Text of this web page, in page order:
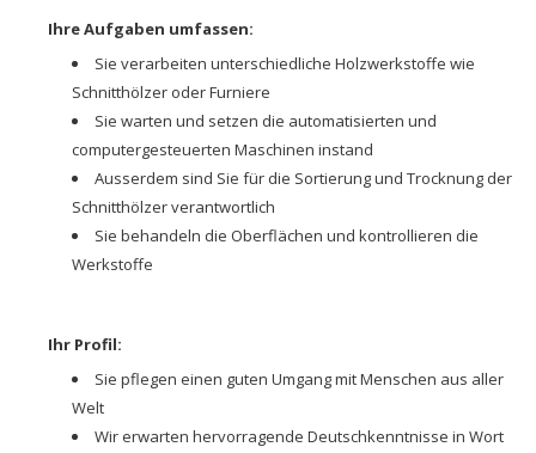
Ihre Aufgaben umfassen:
Sie verarbeiten unterschiedliche Holzwerkstoffe wie
Schnitthölzer oder Furniere
Sie warten und setzen die automatisierten und
computergesteuerten Maschinen instand
Ausserdem sind Sie für die Sortierung und Trocknung der
Schnitthölzer verantwortlich
Sie behandeln die Oberflächen und kontrollieren die
Werkstoffe
Ihr Profil:
Sie pflegen einen guten Umgang mit Menschen aus aller
Welt
Wir erwarten hervorragende Deutschkenntnisse in Wort